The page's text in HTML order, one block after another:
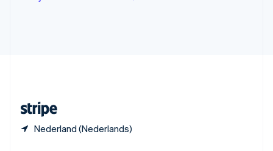
Nederland (Nederlands)